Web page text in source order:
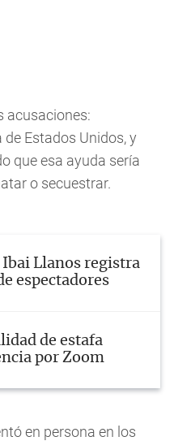
acusaciones:
Estados Unidos, y
que esa ayuda sería
o secuestrar.
Ibai Llanos registra
espectadores
de estafa
por Zoom
en persona en los